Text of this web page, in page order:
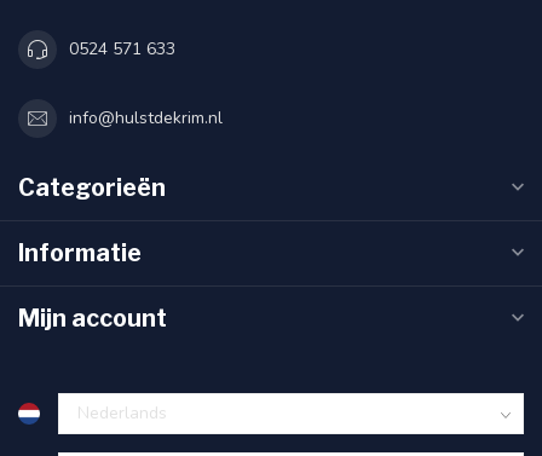
0524 571 633
info@hulstdekrim.nl
Categorieën
Informatie
Mijn account